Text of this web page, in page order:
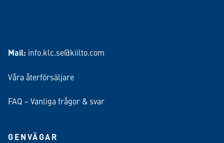
Mail: info.klc.se@kiilto.com
Våra återförsäljare
FAQ – Vanliga frågor & svar
GENVÄGAR